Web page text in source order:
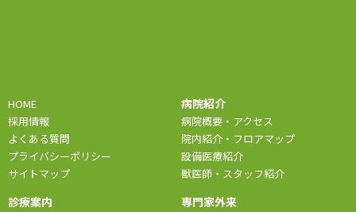
HOME
採用情報
よくある質問
プライバシーポリシー
サイトマップ
病院紹介
病院概要・アクセス
院内紹介・フロアマップ
設備医療紹介
獣医師・スタッフ紹介
診療案内 専門家外来